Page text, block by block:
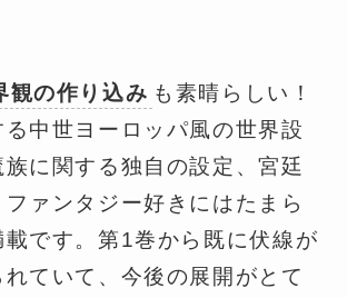
観の作り込み も素晴らしい！
中世ヨーロッパ風の世界設
に関する独自の設定、宮廷
ァンタジー好きにはたまら
載です。第1巻から既に伏線が
ていて、今後の展開がとて